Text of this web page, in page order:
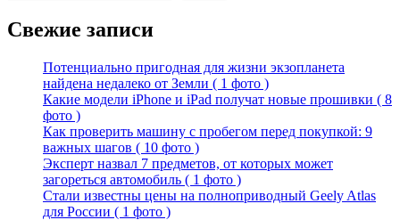
Свежие записи
Потенциально пригодная для жизни экзопланета
найдена недалеко от Земли ( 1 фото )
Какие модели iPhone и iPad получат новые прошивки ( 8
фото )
Как проверить машину с пробегом перед покупкой: 9
важных шагов ( 10 фото )
Эксперт назвал 7 предметов, от которых может
загореться автомобиль ( 1 фото )
Стали известны цены на полноприводный Geely Atlas
для России ( 1 фото )